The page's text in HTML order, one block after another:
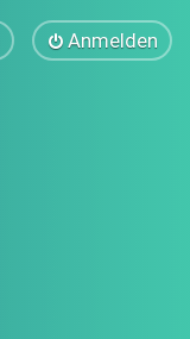
Anmelden